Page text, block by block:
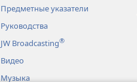
Предметные указатели
Руководства
JW Broadcasting®
Видео
Музыка